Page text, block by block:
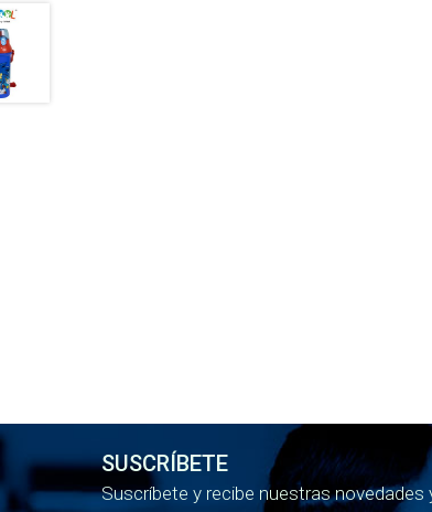
SUSCRÍBETE
Suscríbete y recibe nuestras